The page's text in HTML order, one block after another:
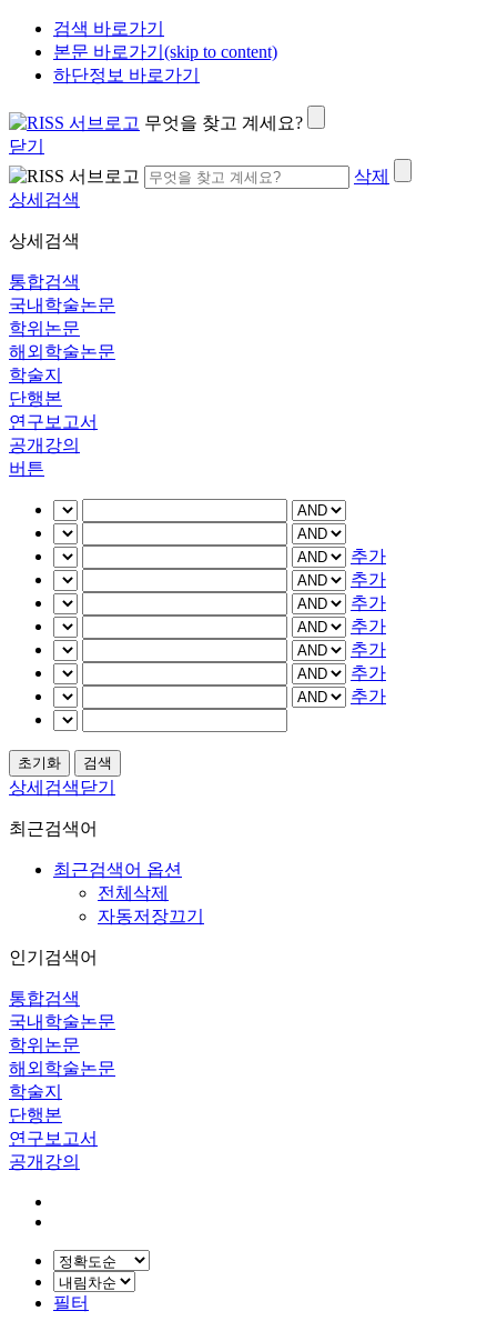
검색 바로가기
본문 바로가기(skip to content)
하단정보 바로가기
무엇을 찾고 계세요?
닫기
삭제
상세검색
상세검색
통합검색
국내학술논문
학위논문
해외학술논문
학술지
단행본
연구보고서
공개강의
버튼
추가
추가
추가
추가
추가
추가
추가
상세검색닫기
최근검색어
최근검색어 옵션
전체삭제
자동저장끄기
인기검색어
통합검색
국내학술논문
학위논문
해외학술논문
학술지
단행본
연구보고서
공개강의
필터